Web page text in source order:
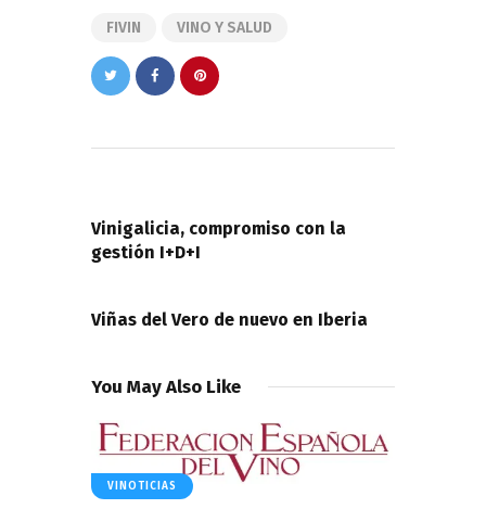
FIVIN VINO Y SALUD
entradas
Vinigalicia, compromiso con la
gestión I+D+I
Viñas del Vero de nuevo en Iberia
You May Also Like
VINOTICIAS